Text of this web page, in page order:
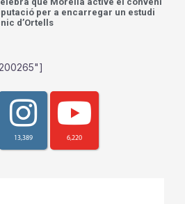
per a encarregar un estudi
d’Ortells
13,389 6,220